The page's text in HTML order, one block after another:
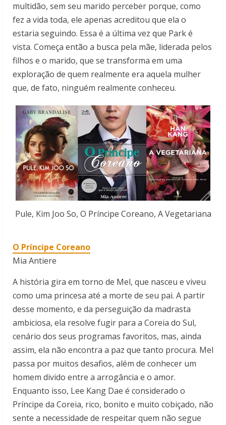
multidão, sem seu marido perceber porque, como
fez a vida toda, ele apenas acreditou que ela o
estaria seguindo. Essa é a última vez que Park é
vista. Começa então a busca pela mãe, liderada pelos
filhos e o marido, que se transforma em uma
exploração de quem realmente era aquela mulher
que, de fato, ninguém realmente conheceu.
Pule, Kim Joo So, O Príncipe Coreano, A Vegetariana
O Príncipe Coreano
Mia Antiere
A história gira em torno de Mel, que nasceu e viveu
como uma princesa até a morte de seu pai. A partir
desse momento, e da perseguição da madrasta
ambiciosa, ela resolve fugir para a Coreia do Sul,
cenário dos seus programas favoritos, mas, ainda
assim, ela não encontra a paz que tanto procura. Mel
passa por muitos desafios, além de conhecer um
homem divido entre a arrogância e o amor.
Enquanto isso, Lee Kang Dae é considerado o
Príncipe da Coreia, rico, bonito e muito cobiçado, não
sente a necessidade de respeitar quem não segue